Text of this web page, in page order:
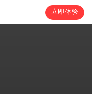
立即体验